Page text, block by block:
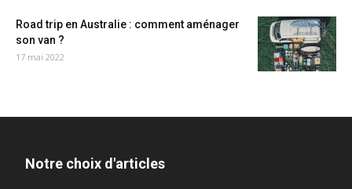
Road trip en Australie : comment aménager
son van ?
17 mai 2022
Notre choix d'articles